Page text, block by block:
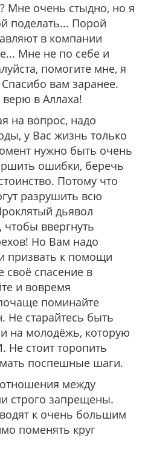
Мне очень стыдно, но я
поделать... Порой
в компании
Мне не по себе и
помогите мне, я
вам заранее.
верю в Аллаха!
на вопрос, надо
у Вас жизнь только
нужно быть очень
ошибки, беречь
Потому что
разрушить всю
дьявол
чтобы ввергнуть
Но Вам надо
призвать к помощи
своё спасение в
и вовремя
поминайте
Не старайтесь быть
на молодёжь, которую
стоит торопить
поспешные шаги.
между
строго запрещены.
к очень большим
поменять круг